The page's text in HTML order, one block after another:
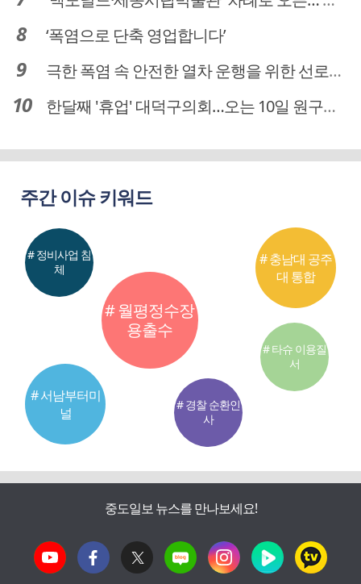
‘폭염으로 단축 영업합니다’
극한 폭염 속 안전한 열차 운행을 위한 선로관리
한달째 '휴업' 대덕구의회…오는 10일 원구성 다시 돌입
주간 이슈 키워드
# 월평정수장
용출수
# 서남부터미
널
# 충남대 공주
대 통합
# 정비사업 침
체
# 경찰 순환인
사
# 타슈 이용질
서
중도일보 뉴스를 만나보세요!